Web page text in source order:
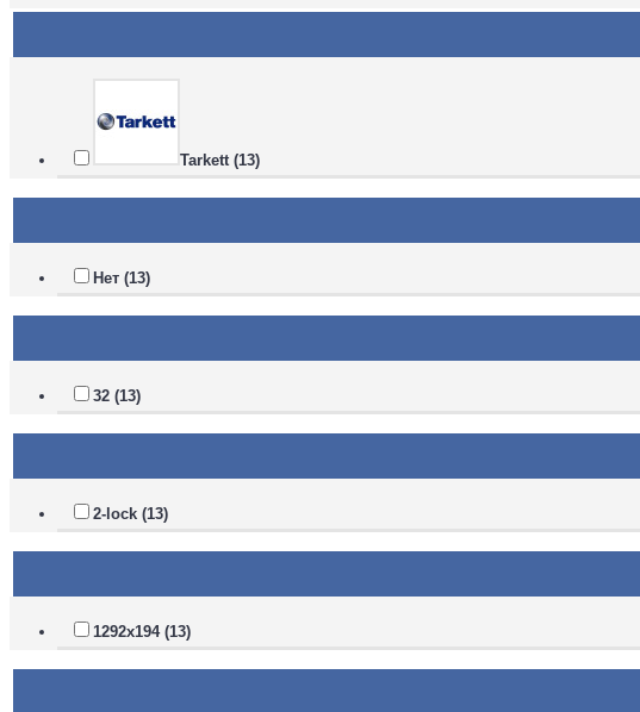
Tarkett (13)
Нет (13)
32 (13)
2-lock (13)
1292х194 (13)